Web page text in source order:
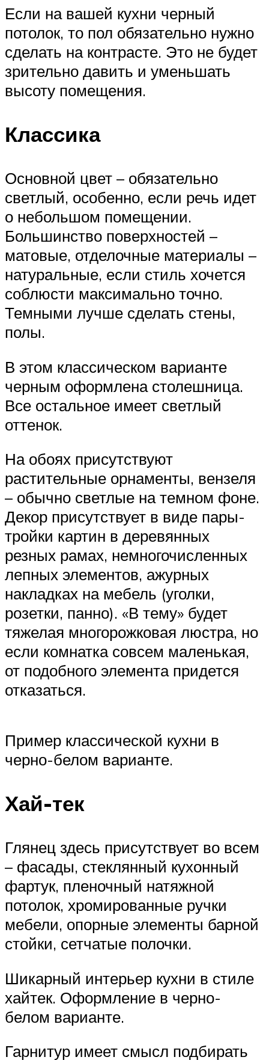
Если на вашей кухни черный
потолок, то пол обязательно нужно
сделать на контрасте. Это не будет
зрительно давить и уменьшать
высоту помещения.
Классика
Основной цвет – обязательно
светлый, особенно, если речь идет
о небольшом помещении.
Большинство поверхностей –
матовые, отделочные материалы –
натуральные, если стиль хочется
соблюсти максимально точно.
Темными лучше сделать стены,
полы.
В этом классическом варианте
черным оформлена столешница.
Все остальное имеет светлый
оттенок.
На обоях присутствуют
растительные орнаменты, вензеля
– обычно светлые на темном фоне.
Декор присутствует в виде пары-
тройки картин в деревянных
резных рамах, немногочисленных
лепных элементов, ажурных
накладках на мебель (уголки,
розетки, панно). «В тему» будет
тяжелая многорожковая люстра, но
если комнатка совсем маленькая,
от подобного элемента придется
отказаться.
Пример классической кухни в
черно-белом варианте.
Хай-тек
Глянец здесь присутствует во всем
– фасады, стеклянный кухонный
фартук, пленочный натяжной
потолок, хромированные ручки
мебели, опорные элементы барной
стойки, сетчатые полочки.
Шикарный интерьер кухни в стиле
хайтек. Оформление в черно-
белом варианте.
Гарнитур имеет смысл подбирать